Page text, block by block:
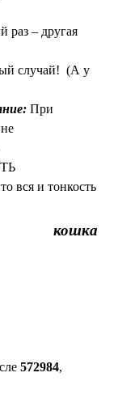
раз – другая
случай! (А у
При
вся и тонкость
кошка
572984,